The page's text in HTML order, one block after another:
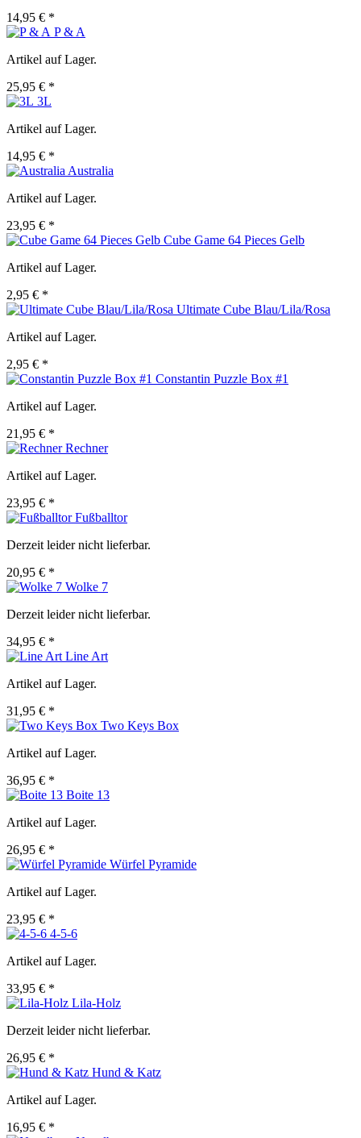
14,95 € *
P & A
Artikel auf Lager.
25,95 € *
3L
Artikel auf Lager.
14,95 € *
Australia
Artikel auf Lager.
23,95 € *
Cube Game 64 Pieces Gelb
Artikel auf Lager.
2,95 € *
Ultimate Cube Blau/Lila/Rosa
Artikel auf Lager.
2,95 € *
Constantin Puzzle Box #1
Artikel auf Lager.
21,95 € *
Rechner
Artikel auf Lager.
23,95 € *
Fußballtor
Derzeit leider nicht lieferbar.
20,95 € *
Wolke 7
Derzeit leider nicht lieferbar.
34,95 € *
Line Art
Artikel auf Lager.
31,95 € *
Two Keys Box
Artikel auf Lager.
36,95 € *
Boite 13
Artikel auf Lager.
26,95 € *
Würfel Pyramide
Artikel auf Lager.
23,95 € *
4-5-6
Artikel auf Lager.
33,95 € *
Lila-Holz
Derzeit leider nicht lieferbar.
26,95 € *
Hund & Katz
Artikel auf Lager.
16,95 € *